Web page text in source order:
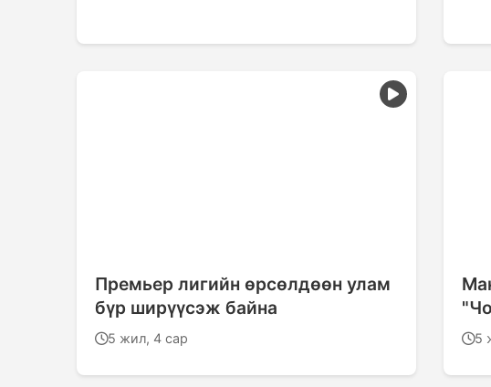
Премьер лигийн өрсөлдөөн улам
бүр ширүүсэж байна
5 жил, 4 сар 5